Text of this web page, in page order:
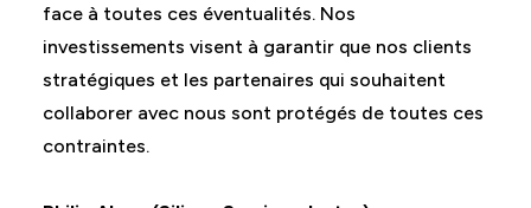
face à toutes ces éventualités. Nos
investissements visent à garantir que nos clients
stratégiques et les partenaires qui souhaitent
collaborer avec nous sont protégés de toutes ces
contraintes.